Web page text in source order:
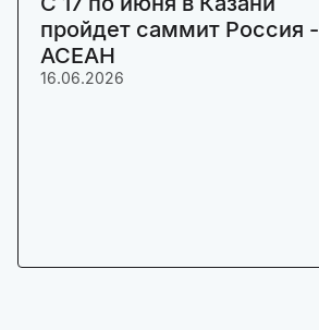
пройдет саммит Россия -
АСЕАН
16.06.2026